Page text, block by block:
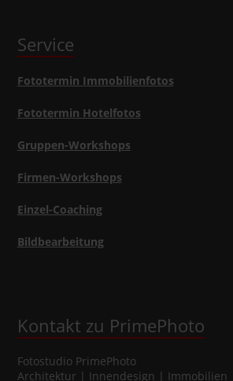
Service
Fototermin Immobilienfotos
Fototermin Hotelfotos
Gruppen-Workshops
Firmen-Workshops
Einzel-Coaching
Bildbearbeitung
Kontakt zu PrimePhoto
Fotostudio PrimePhoto
Architektur | Innendesign | Immobilien